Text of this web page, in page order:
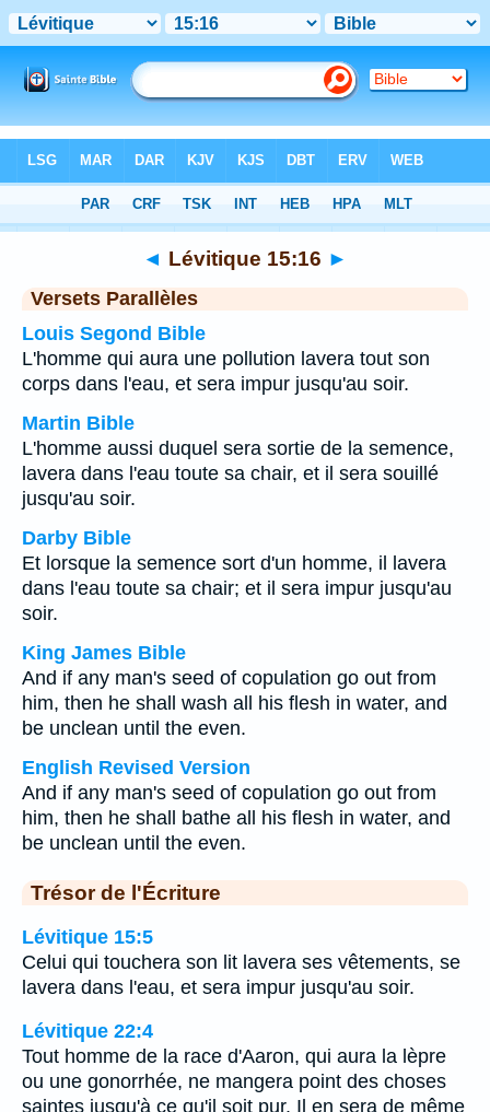
Chapitre 15 > Verset 16
◄ Lévitique 15:16 ►
Versets Parallèles
Louis Segond Bible
L'homme qui aura une pollution lavera tout son
corps dans l'eau, et sera impur jusqu'au soir.
Martin Bible
L'homme aussi duquel sera sortie de la semence,
lavera dans l'eau toute sa chair, et il sera souillé
jusqu'au soir.
Darby Bible
Et lorsque la semence sort d'un homme, il lavera
dans l'eau toute sa chair; et il sera impur jusqu'au
soir.
King James Bible
And if any man's seed of copulation go out from
him, then he shall wash all his flesh in water, and
be unclean until the even.
English Revised Version
And if any man's seed of copulation go out from
him, then he shall bathe all his flesh in water, and
be unclean until the even.
Trésor de l'Écriture
Lévitique 15:5
Celui qui touchera son lit lavera ses vêtements, se
lavera dans l'eau, et sera impur jusqu'au soir.
Lévitique 22:4
Tout homme de la race d'Aaron, qui aura la lèpre
ou une gonorrhée, ne mangera point des choses
saintes jusqu'à ce qu'il soit pur. Il en sera de même